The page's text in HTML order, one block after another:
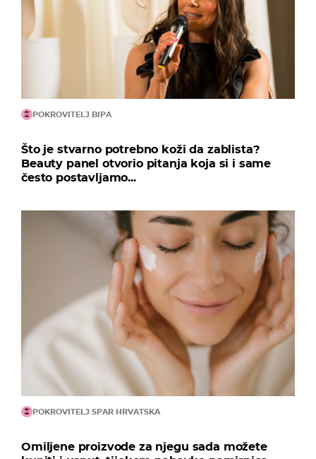
POKROVITELJ BIPA
Što je stvarno potrebno koži da zablista?
Beauty panel otvorio pitanja koja si i same
često postavljamo...
POKROVITELJ SPAR HRVATSKA
Omiljene proizvode za njegu sada možete